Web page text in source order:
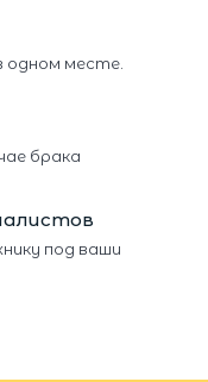
одном месте.
брака
под ваши